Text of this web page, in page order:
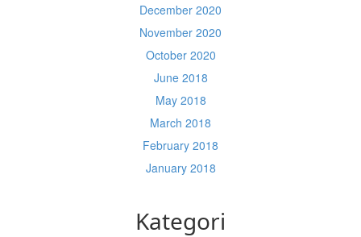
December 2020
November 2020
October 2020
June 2018
May 2018
March 2018
February 2018
January 2018
Kategori